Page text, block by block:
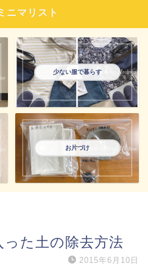
ニマリスト
少ない服で暮らす
お片づけ
た土の除去方法
2015年6月10日